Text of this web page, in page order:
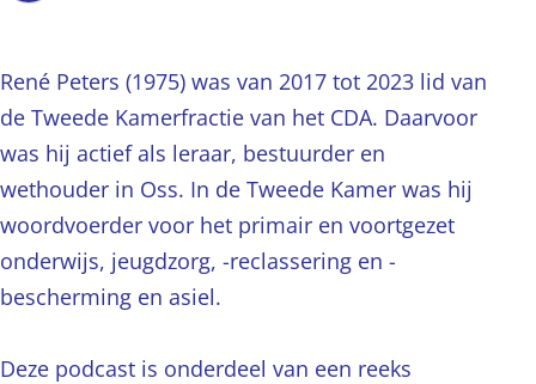
René Peters (1975) was van 2017 tot 2023 lid van
de Tweede Kamerfractie van het CDA. Daarvoor
was hij actief als leraar, bestuurder en
wethouder in Oss. In de Tweede Kamer was hij
woordvoerder voor het primair en voortgezet
onderwijs, jeugdzorg, -reclassering en -
bescherming en asiel.
Deze podcast is onderdeel van een reeks